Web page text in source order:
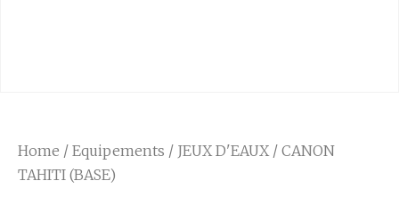
Home / Equipements / JEUX D'EAUX/ CANON
TAHITI (BASE)